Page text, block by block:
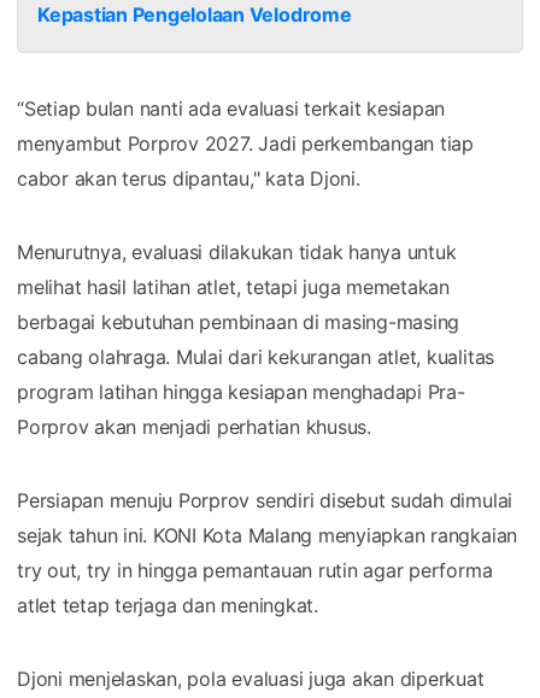
Kepastian Pengelolaan Velodrome
“Setiap bulan nanti ada evaluasi terkait kesiapan
menyambut Porprov 2027. Jadi perkembangan tiap
cabor akan terus dipantau," kata Djoni.
Menurutnya, evaluasi dilakukan tidak hanya untuk
melihat hasil latihan atlet, tetapi juga memetakan
berbagai kebutuhan pembinaan di masing-masing
cabang olahraga. Mulai dari kekurangan atlet, kualitas
program latihan hingga kesiapan menghadapi Pra-
Porprov akan menjadi perhatian khusus.
Persiapan menuju Porprov sendiri disebut sudah dimulai
sejak tahun ini. KONI Kota Malang menyiapkan rangkaian
try out, try in hingga pemantauan rutin agar performa
atlet tetap terjaga dan meningkat.
Djoni menjelaskan, pola evaluasi juga akan diperkuat